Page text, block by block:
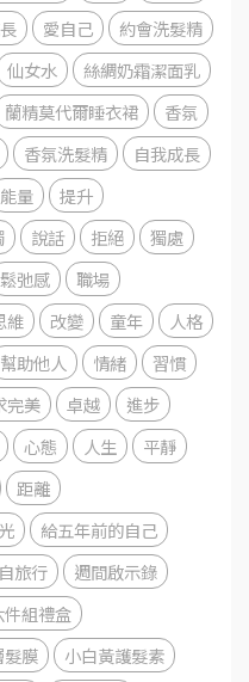
愛自己
約會洗髮精
仙女水
絲綢奶霜潔面乳
蘭精莫代爾睡衣裙
香氛
香氛洗髮精
自我成長
能量
提升
說話 拒絕
獨處
鬆弛感
職場
維 改變 童年
人格
幫助他人 情緒
習慣
完美 卓越
進步
心態 人生
平靜
距離
給五年前的自己
旅行
週間啟示錄
組禮盒
髮膜
小白黃護髮素